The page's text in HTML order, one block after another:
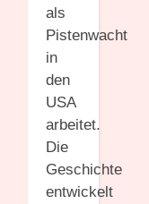
als
Pistenwacht
in
den
USA
arbeitet.
Die
Geschichte
entwickelt